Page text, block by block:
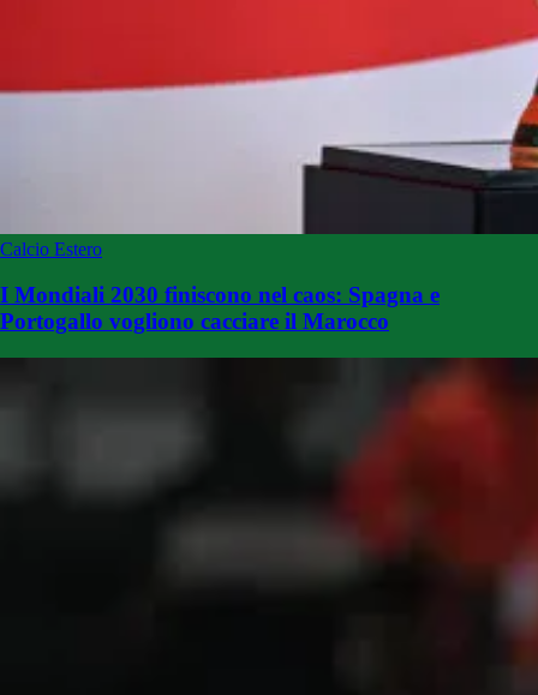
Calcio Estero
I Mondiali 2030 finiscono nel caos: Spagna e
Portogallo vogliono cacciare il Marocco